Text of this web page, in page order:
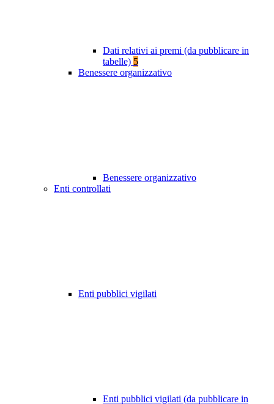
Dati relativi ai premi (da pubblicare in
tabelle) 5
Benessere organizzativo
Benessere organizzativo
Enti controllati
Enti pubblici vigilati
Enti pubblici vigilati (da pubblicare in